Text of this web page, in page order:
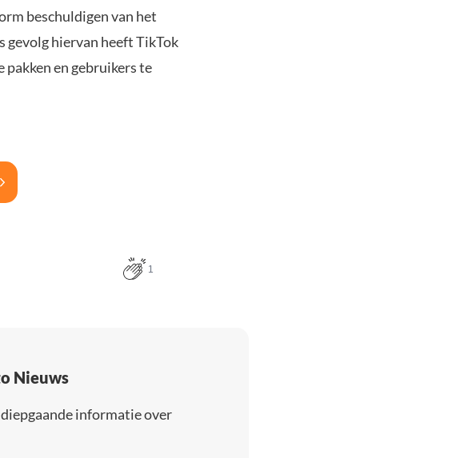
beschuldigen van het
gevolg hiervan heeft TikTok
pakken en gebruikers te
1
Nieuws
informatie over